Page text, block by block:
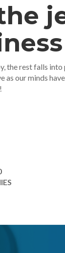
the rest falls into
as our minds